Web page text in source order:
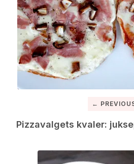
←
Pizzavalgets kvaler: